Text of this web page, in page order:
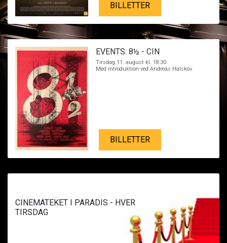
BILLETTER
EVENTS: 8½ - CIN
Tirsdag 11. august kl. 18:30
Med introduktion ved Andreas Halskov
BILLETTER
CINEMATEKET I PARADIS - HVER
TIRSDAG